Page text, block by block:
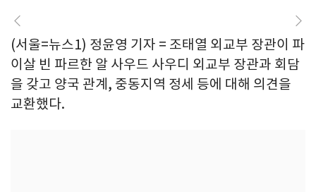
(서울=뉴스1) 정윤영 기자 = 조태열 외교부 장관이 파
이살 빈 파르한 알 사우드 사우디 외교부 장관과 회담
을 갖고 양국 관계, 중동지역 정세 등에 대해 의견을
교환했다.